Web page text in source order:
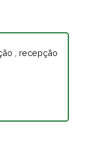
, recepção